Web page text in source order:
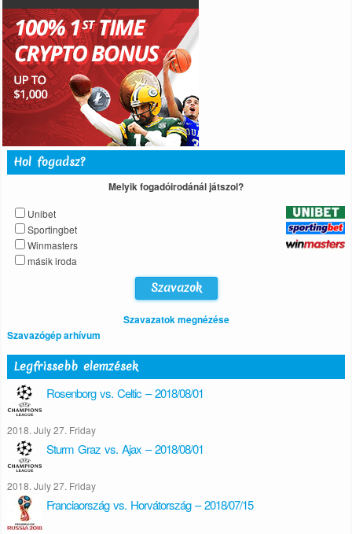
Hol fogadsz?
Melyik fogadóirodánál játszol?
Unibet
Sportingbet
Winmasters
másik iroda
Szavazatok megnézése
Szavazógép arhívum
Legfrissebb elemzések
Rosenborg vs. Celtic – 2018/08/01
2018. July 27. Friday
Sturm Graz vs. Ajax – 2018/08/01
2018. July 27. Friday
Franciaország vs. Horvátország – 2018/07/15